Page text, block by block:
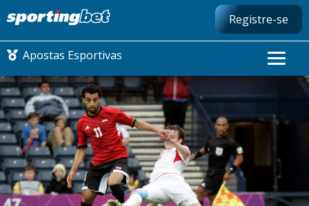
Registre-se
Apostas Esportivas
CONMEBOL LIBERTADORES
FUTEBOL NACIONAL
FUTEBOL INTERNACIONAL